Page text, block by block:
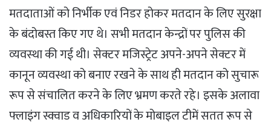
मतदाताओं को निर्भीक एवं निडर होकर मतदान के लिए सुरक्षा
के बंदोबस्त किए गए थे। सभी मतदान केन्‍द्रों पर पुलिस की
व्‍यवस्‍था की गई थी। सेक्टर मजिस्ट्रेट अपने-अपने सेक्टर में
कानून व्यवस्था को बनाए रखने के साथ ही मतदान को सुचारू
रूप से संचालित करने के लिए भ्रमण करते रहे। इसके अलावा
फ्लाइंग स्क्वाड व अधिकारियों के मोबाइल टीमें सतत रूप से